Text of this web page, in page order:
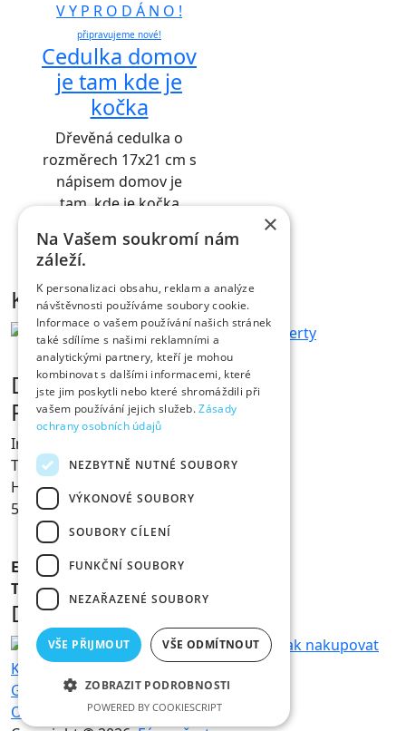
V Y P R O D Á N O !
připravujeme nové!
Cedulka domov
je tam kde je
kočka
Dřevěná cedulka o
rozměrech 17x21 cm s
nápisem domov je
tam, kde je kočka
Kontakt
Dárky s vtipem
Prodejna Fóry a žerty
Ing. Václav Pícha
Tylovo nábřeží 367
Hradec Králové
500 02
E-mail: info@foryazerty.cz
Tel.:495 514 054
Důležité informace
Obchodní podmínkyReklamace
Jak nakupovat
Kamenná prodejna
Doprava a platba
GDPR – ochrana osobních údajů
Ochrana osobních údajů
×
Na Vašem soukromí nám
záleží.
K personalizaci obsahu, reklam a analýze
návštěvnosti používáme soubory cookie.
Informace o vašem používání našich stránek
také sdílíme s našimi reklamními a
analytickými partnery, kteří je mohou
kombinovat s dalšími informacemi, které
jste jim poskytli nebo které shromáždili při
vašem používání jejich služeb.Zásady
ochrany osobních údajů
NEZBYTNĚ NUTNÉ SOUBORY
VÝKONOVÉ SOUBORY
SOUBORY CÍLENÍ
FUNKČNÍ SOUBORY
NEZAŘAZENÉ SOUBORY
VŠE PŘIJMOUT VŠE ODMÍTNOUT
ZOBRAZIT PODROBNOSTI
POWERED BY COOKIESCRIPT